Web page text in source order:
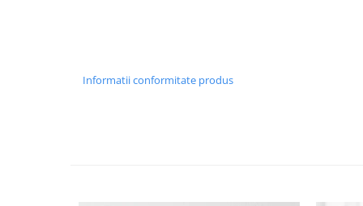
Informatii conformitate produs